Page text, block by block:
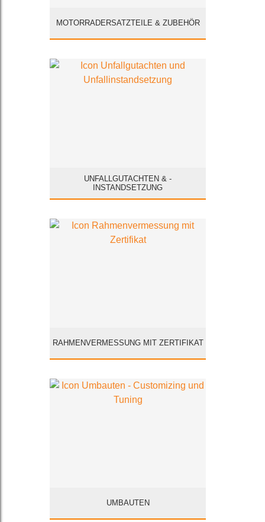
MOTORRADERSATZTEILE & ZUBEHÖR
UNFALLGUTACHTEN & -
INSTANDSETZUNG
RAHMENVERMESSUNG MIT ZERTIFIKAT
UMBAUTEN